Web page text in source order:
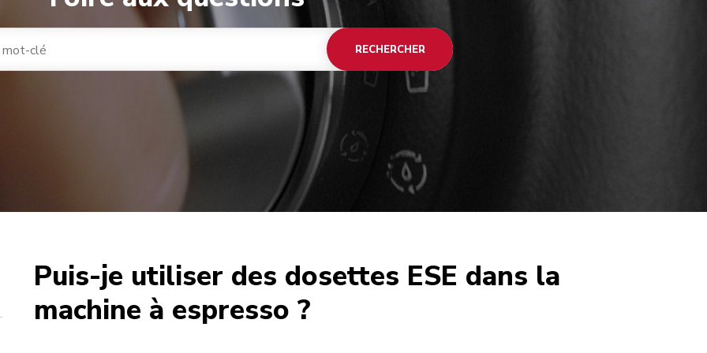
RECHERCHER
Puis-je utiliser des dosettes ESE dans la
machine à espresso ?